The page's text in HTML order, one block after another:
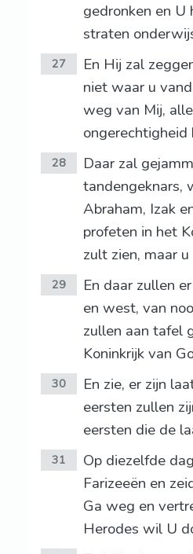
gedronken en U
straten
27
En Hij zal
niet waar u
weg van Mij,
ongerechtigheid
28
Daar zal
tandengeknars,
Abraham, Izak
profeten in het
zult zien, maar
29
En daar zullen
en west, van
zullen aan tafel
Koninkrijk van
30
En zie, er zijn
eersten zullen
eersten die de
31
Op diezelfde
Farizeeën en
Ga weg en
Herodes wil U